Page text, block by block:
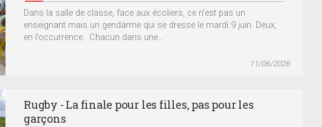
Dans la salle de classe, face aux écoliers, ce n’est pas un
enseignant mais un gendarme qui se dresse le mardi 9 juin. Deux,
en l’occurrence. Chacun dans une...
11/06/2026
Rugby - La finale pour les filles, pas pour les
garçons